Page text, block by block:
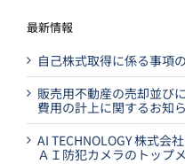
最新情報
自己株式取得に係る事項
販売用不動産の売却並び
費用の計上に関するお知
AI TECHNOLOGY 株式会
ＡＩ防犯カメラのトップ